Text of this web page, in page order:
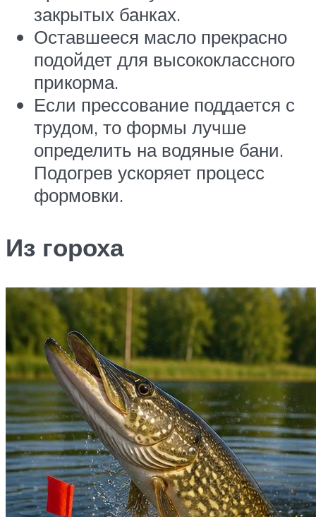
закрытых банках.
Оставшееся масло прекрасно
подойдет для высококлассного
прикорма.
Если прессование поддается с
трудом, то формы лучше
определить на водяные бани.
Подогрев ускоряет процесс
формовки.
Из гороха